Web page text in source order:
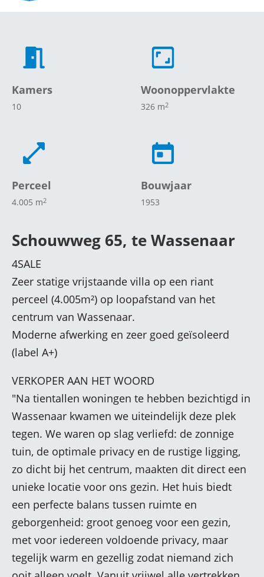
Kamers
10
Woonoppervlakte
326 m2
Perceel
4.005 m2
Bouwjaar
1953
Schouwweg 65, te Wassenaar
4SALE
Zeer statige vrijstaande villa op een riant
perceel (4.005m²) op loopafstand van het
centrum van Wassenaar.
Moderne afwerking en zeer goed geïsoleerd
(label A+)
VERKOPER AAN HET WOORD
"Na tientallen woningen te hebben bezichtigd in
Wassenaar kwamen we uiteindelijk deze plek
tegen. We waren op slag verliefd: de zonnige
tuin, de optimale privacy en de rustige ligging,
zo dicht bij het centrum, maakten dit direct een
unieke locatie voor ons gezin. Het huis biedt
een perfecte balans tussen ruimte en
geborgenheid: groot genoeg voor een gezin,
met voor iedereen voldoende privacy, maar
tegelijk warm en gezellig zodat niemand zich